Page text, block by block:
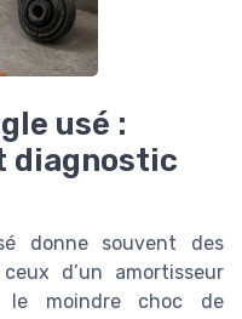
usé :
diagnostic
donne souvent des
d’un amortisseur
le moindre choc de